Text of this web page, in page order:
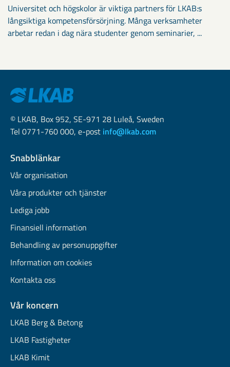
Universitet och högskolor är viktiga partners för LKAB:s
långsiktiga kompetensförsörjning. Många verksamheter
arbetar redan i dag nära studenter genom seminarier, ...
© LKAB, Box 952, SE-971 28 Luleå, Sweden
Tel 0771-760 000, e-post info@lkab.com
Snabblänkar
Vår organisation
Våra produkter och tjänster
Lediga jobb
Finansiell information
Behandling av personuppgifter
Information om cookies
Kontakta oss
Vår koncern
LKAB Berg & Betong
LKAB Fastigheter
LKAB Kimit